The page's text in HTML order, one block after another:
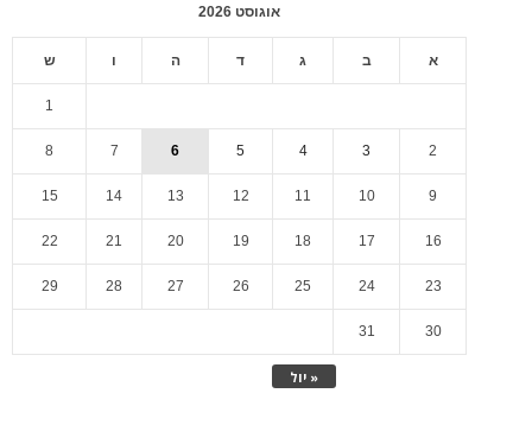
אוגוסט 2026
א ב ג ד ה ו ש
« יול
1
2
3
4
5
6
7
8
9
10
11
12
13
14
15
16
17
18
19
20
21
22
23
24
25
26
27
28
29
30
31